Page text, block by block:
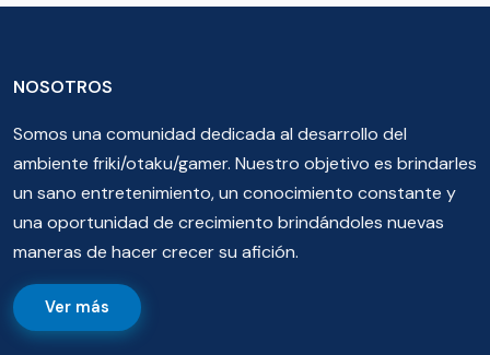
NOSOTROS
Somos una comunidad dedicada al desarrollo del
ambiente friki/otaku/gamer. Nuestro objetivo es brindarles
un sano entretenimiento, un conocimiento constante y
una oportunidad de crecimiento brindándoles nuevas
maneras de hacer crecer su afición.
Ver más